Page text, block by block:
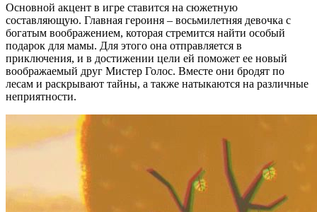
Основной акцент в игре ставится на сюжетную
составляющую. Главная героиня – восьмилетняя девочка с
богатым воображением, которая стремится найти особый
подарок для мамы. Для этого она отправляется в
приключения, и в достижении цели ей поможет ее новый
воображаемый друг Мистер Голос. Вместе они бродят по
лесам и раскрывают тайны, а также натыкаются на различные
неприятности.